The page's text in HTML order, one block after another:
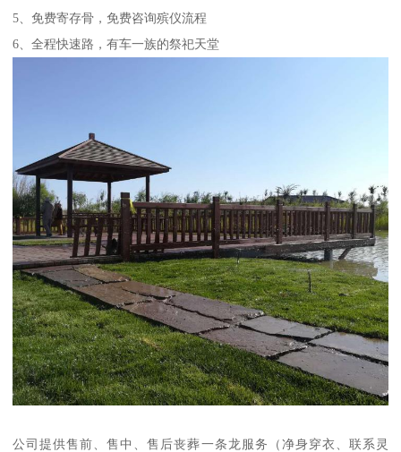
5、免费寄存骨，免费咨询殡仪流程
6、全程快速路，有车一族的祭祀天堂
公司提供售前、售中、售后丧葬一条龙服务（净身穿衣、联系灵